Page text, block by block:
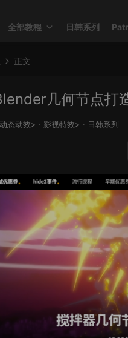
全部教程 日韩系列
正文
几何节点打
动态动效> · 影视特效> · 日韩系列